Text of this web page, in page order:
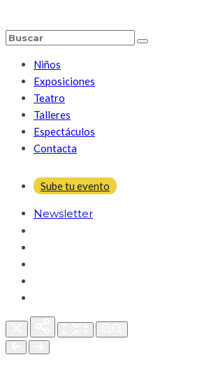
Niños
Exposiciones
Teatro
Talleres
Espectáculos
Contacta
Sube tu evento
Newsletter